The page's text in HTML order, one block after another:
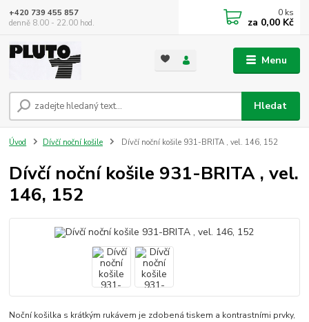
Menu
Hledat
+420 739 455 857
denně 8.00 - 22.00 hod.
0 ks
za 0,00 Kč
Úvod Dívčí noční košile Dívčí noční košile 931-BRITA , vel. 146, 152
Dívčí noční košile 931-BRITA , vel.
146, 152
Noční košilka s krátkým rukávem je zdobená tiskem a kontrastními prvky,